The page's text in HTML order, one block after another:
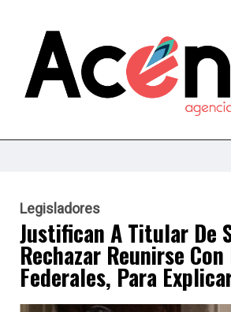
Legisladores
Justifican A Titular De
Rechazar Reunirse
Federales, Para